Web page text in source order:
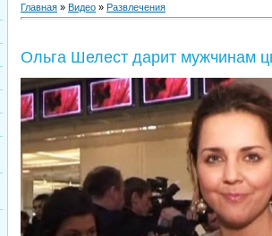
Главная » Видео » Развлечения
Ольга Шелест дарит мужчинам